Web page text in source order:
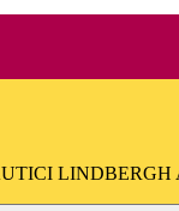
LINDBERGH